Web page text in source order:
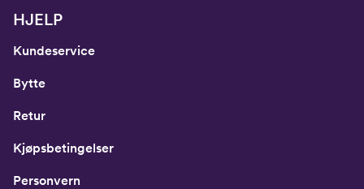
HJELP
Kundeservice
Bytte
Retur
Kjøpsbetingelser
Personvern